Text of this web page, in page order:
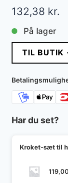
132,38 kr.
På lager
TIL BUTIK
Har du set?
Kroket-sæt til
119,00